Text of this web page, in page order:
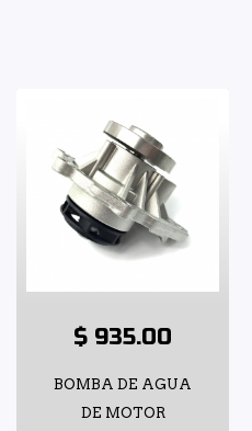
$ 935.00
BOMBA DE AGUA
DE MOTOR